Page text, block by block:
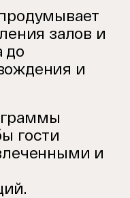
залов и
до
и
гости
и